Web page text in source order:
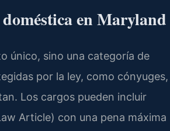
en Maryland
único, sino una categoría de
por la ley, como cónyuges,
Los cargos pueden incluir
Article) con una pena máxima